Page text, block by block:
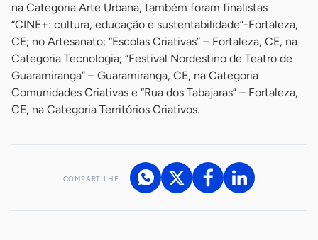
na Categoria Arte Urbana, também foram finalistas
“CINE+: cultura, educação e sustentabilidade”-Fortaleza,
CE; no Artesanato; “Escolas Criativas” – Fortaleza, CE, na
Categoria Tecnologia; “Festival Nordestino de Teatro de
Guaramiranga” – Guaramiranga, CE, na Categoria
Comunidades Criativas e “Rua dos Tabajaras” – Fortaleza,
CE, na Categoria Territórios Criativos.
COMPARTILHE